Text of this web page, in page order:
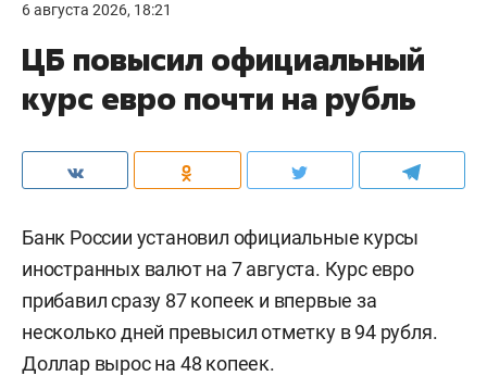
6 августа 2026, 18:21
ЦБ повысил официальный
курс евро почти на рубль
Банк России установил официальные курсы
иностранных валют на 7 августа. Курс евро
прибавил сразу 87 копеек и впервые за
несколько дней превысил отметку в 94 рубля.
Доллар вырос на 48 копеек.